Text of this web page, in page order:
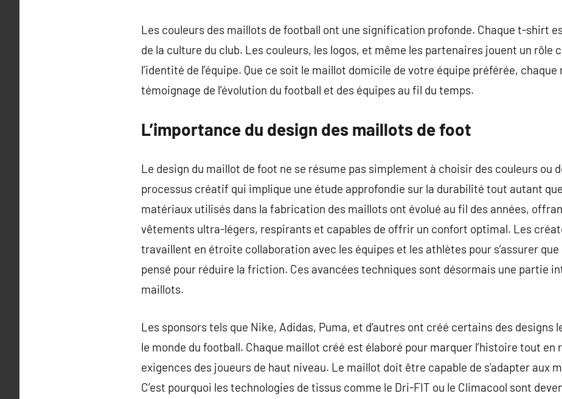
Les couleurs des maillots de football ont une signification profonde. Chaque t-shirt
de la culture du club. Les couleurs, les logos, et même les partenaires jouent un rôle
l’identité de l’équipe. Que ce soit le maillot domicile de votre équipe préférée, chaque
témoignage de l’évolution du football et des équipes au fil du temps.
L’importance du design des maillots de foot
Le design du maillot de foot ne se résume pas simplement à choisir des couleurs ou
processus créatif qui implique une étude approfondie sur la durabilité tout autant
matériaux utilisés dans la fabrication des maillots ont évolué au fil des années,
vêtements ultra-légers, respirants et capables de offrir un confort optimal. Les
travaillent en étroite collaboration avec les équipes et les athlètes pour s’assurer
pensé pour réduire la friction. Ces avancées techniques sont désormais une partie
maillots.
Les sponsors tels que Nike, Adidas, Puma, et d’autres ont créé certains des designs
le monde du football. Chaque maillot créé est élaboré pour marquer l’histoire tout en
exigences des joueurs de haut niveau. Le maillot doit être capable de s’adapter aux
C’est pourquoi les technologies de tissus comme le Dri-FIT ou le Climacool sont